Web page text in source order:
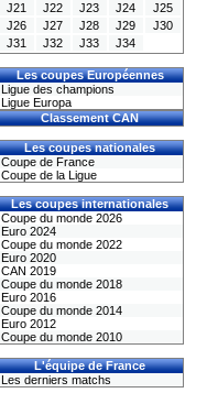
J21
J22 J23 J24
J25
J26
J27 J28 J29
J30
J31
J32 J33 J34
Les coupes Européennes
Ligue des champions
Ligue Europa
Classement CAN
Les coupes nationales
Coupe de France
Coupe de la Ligue
Les coupes internationales
Coupe du monde 2026
Euro 2024
Coupe du monde 2022
Euro 2020
CAN 2019
Coupe du monde 2018
Euro 2016
Coupe du monde 2014
Euro 2012
Coupe du monde 2010
L'équipe de France
Les derniers matchs